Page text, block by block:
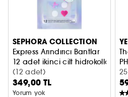
SEPHORA COLLECTION
Express Arındırıcı Bantlar
12 adet ikinci cilt hidrokolloid
(12 adet)
349,00 TL
Yorum yok